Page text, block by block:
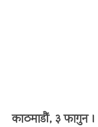
काठमाडौं, ३ फागुन ।